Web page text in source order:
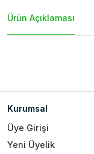
Ürün Açıklaması
Kurumsal
Üye Girişi
Yeni Üyelik